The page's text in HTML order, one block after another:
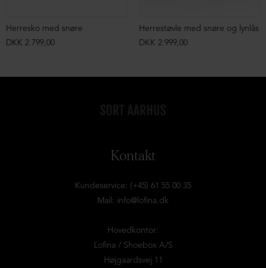
Herresko med snøre
DKK 2.799,00
Herrestøvle med snøre og lynlås
DKK 2.999,00
Kontakt
Kundeservice: (+45) 61 55 00 35
Mail: info@lofina.dk
Hovedkontor:
Lofina / Shoebox A/S
Højgaardsvej 11